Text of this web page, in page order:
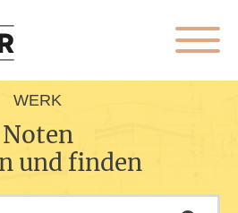
WERK
Noten
und finden